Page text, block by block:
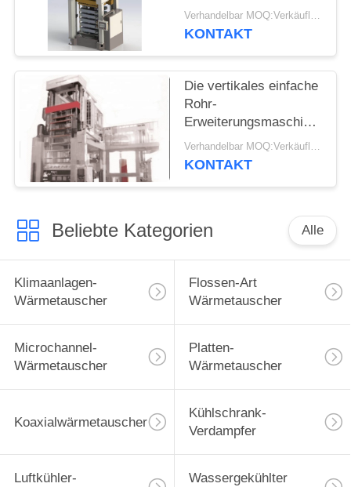
Erweiterungsrohr-
Innere/Mund
Verhandelbar MOQ:Verkäuflich
KONTAKT
Die vertikales einfache
Rohr-
Erweiterungsmaschine
stellen auf
Klimaanlagen-
Verhandelbar MOQ:Verkäuflich
KONTAKT
Beliebte Kategorien Alle
Klimaanlagen-
Wärmetauscher
Flossen-Art
Wärmetauscher
Microchannel-
Wärmetauscher
Platten-
Wärmetauscher
Koaxialwärmetauscher
Kühlschrank-
Verdampfer
Luftkühler- Wassergekühlter